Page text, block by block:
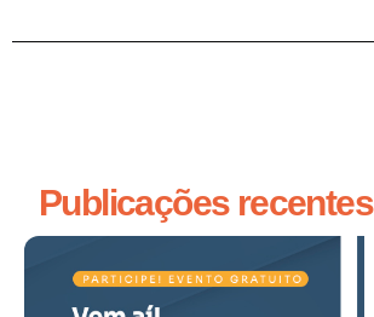
Publicações recentes